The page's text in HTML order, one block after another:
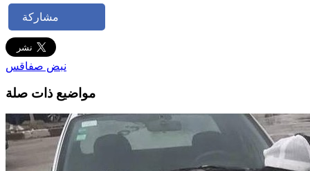
مشاركة
نبض صفاقس
مواضيع ذات صلة